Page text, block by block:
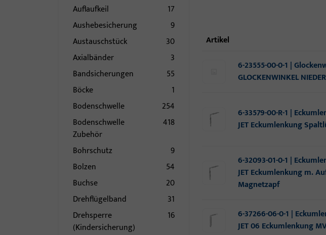
Auflaufkeil
17
Aushebesicherung
9
Austauschstück
30
Axialbänder
3
Bandsicherungen
55
Böcke
1
Bodenschwelle
254
Bodenschwelle
Zubehör
418
Bohrschutz
9
Bolzen
54
Buchse
20
Drehflügelband
31
Drehsperre
(Kindersicherung)
16
Artikel
6-23555-00-0-1 |
GLOCKENWINKEL NIEDER
6-33579-00-R-1 |
JET Eckumlenkung
6-32093-01-0-1 |
JET Eckumlenkung m.
Magnetzapf
6-37266-06-0-1 |
JET 06 Eckumlenkung